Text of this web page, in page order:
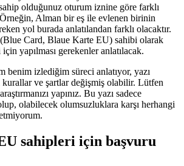
olduğunuz oturum iznine göre farklı
Alman bir eş ile evlenen birinin
yol burada anlatılandan farklı olacaktır.
Card, Blaue Karte EU) sahibi olarak
yapılması gerekenler anlatılacak.
benim izlediğim süreci anlatıyor, yazı
kurallar ve şartlar değişmiş olabilir. Lütfen
yapınız. Bu yazı sadece
olabilecek olumsuzluklara karşı herhangi
sahipleri için başvuru